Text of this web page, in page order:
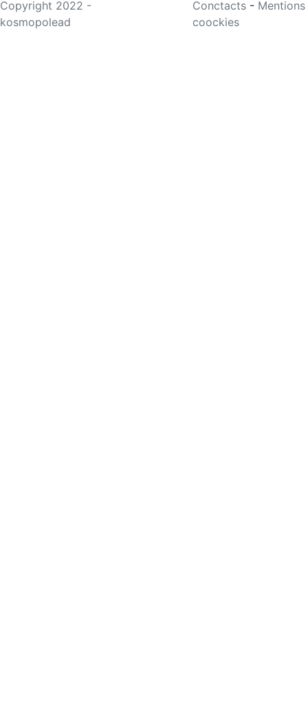
Copyright 2022 -
kosmopolead
Conctacts -
coockies